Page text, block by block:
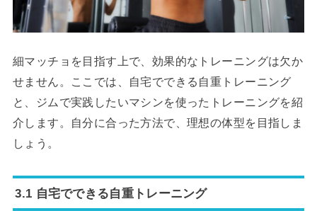
細マッチョを目指す上で、効果的なトレーニングは欠か
せません。ここでは、自宅でできる自重トレーニング
と、ジムで実践したいマシンを使ったトレーニングを紹
介します。自分に合った方法で、理想の体型を目指しま
しょう。
3.1 自宅でできる自重トレーニング